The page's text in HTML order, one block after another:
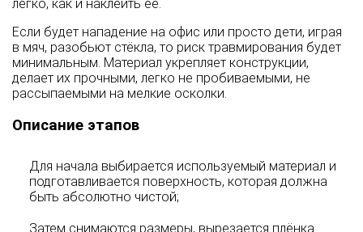
легко, как и наклеить её.
Если будет нападение на офис или просто дети, играя
в мяч, разобьют стёкла, то риск травмирования будет
минимальным. Материал укрепляет конструкции,
делает их прочными, легко не пробиваемыми, не
рассыпаемыми на мелкие осколки.
Описание этапов
Для начала выбирается используемый материал и
подготавливается поверхность, которая должна
быть абсолютно чистой;
Затем снимаются размеры, вырезается плёнка